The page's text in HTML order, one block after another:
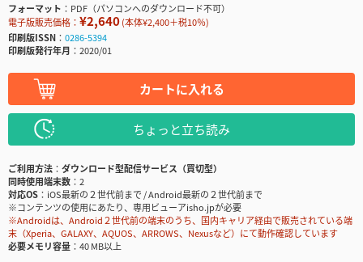
フォーマット
PDF（パソコンへのダウンロード不可）
電子版販売価格： ¥2,640(本体¥2,400＋税10％)
印刷版ISSN
0286-5394
印刷版発行年月
2020/01
カートに入れる
ちょっと立ち読み
ご利用方法
ダウンロード型配信サービス（買切型）
同時使用端末数
2
対応OS
iOS最新の２世代前まで / Android最新の２世代前まで
※コンテンツの使用にあたり、専用ビューアisho.jpが必要
※Androidは、Android２世代前の端末のうち、国内キャリア経由で販売されている端
末（Xperia、GALAXY、AQUOS、ARROWS、Nexusなど）にて動作確認しています
必要メモリ容量
40 MB以上